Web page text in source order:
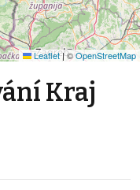
Leaflet |©OpenStreetMap
Kraj